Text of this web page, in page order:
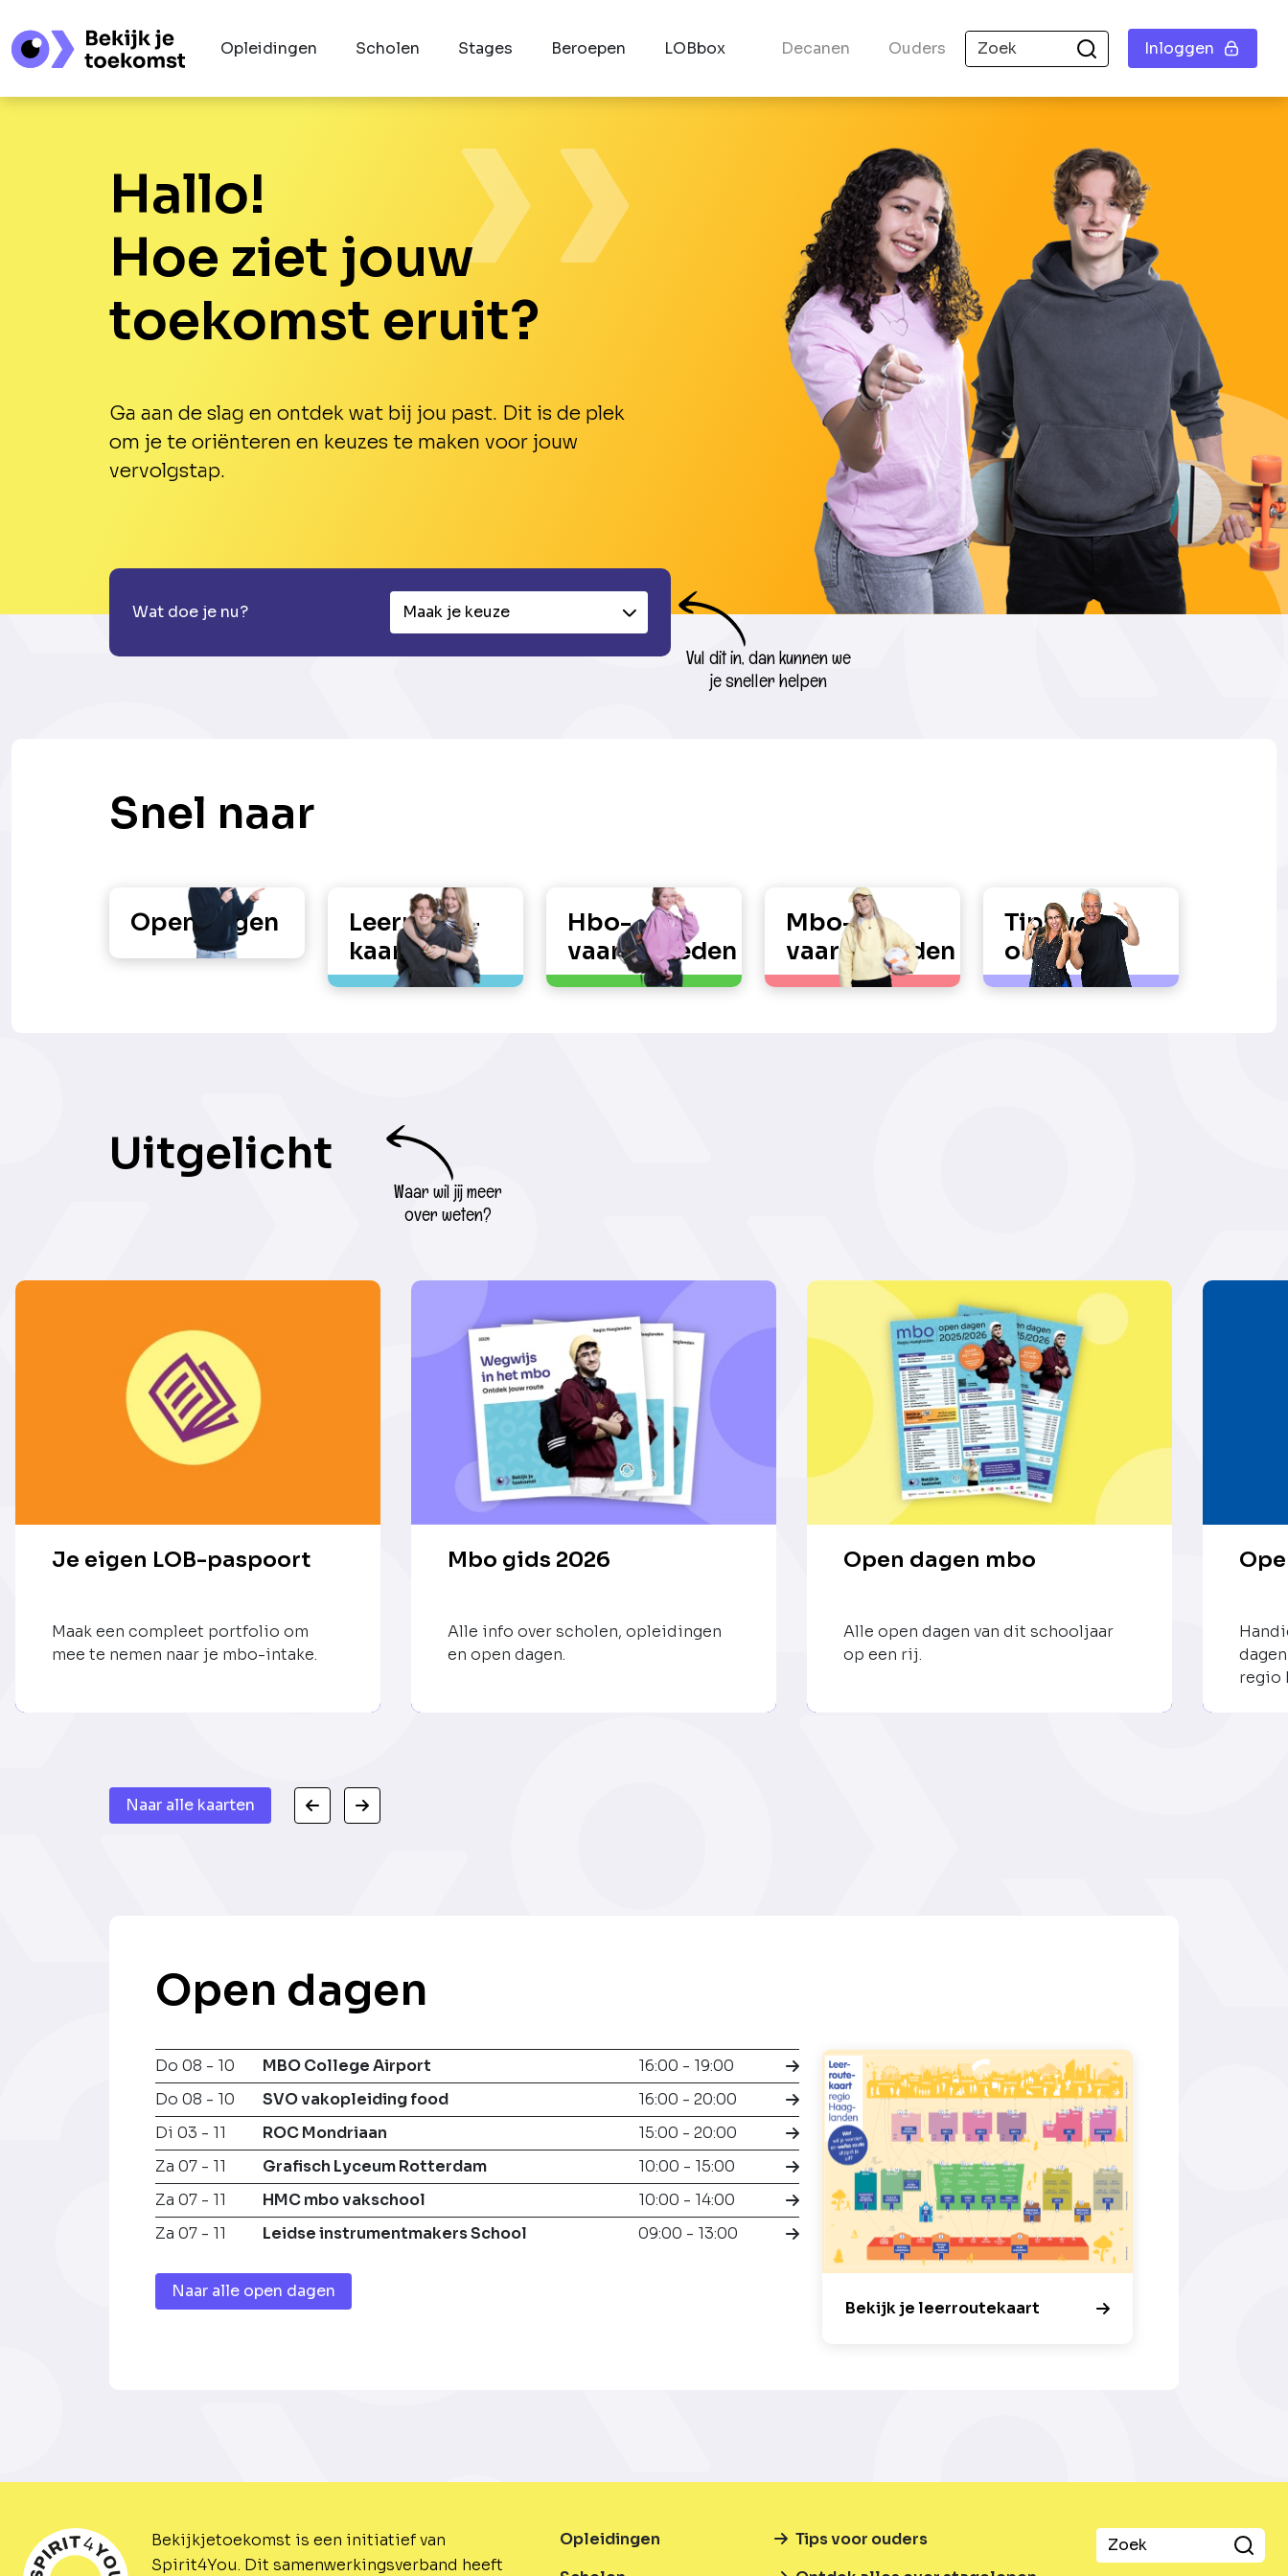
Opleidingen Scholen Stages Beroepen LOBbox Decanen Ouders Inloggen
Hallo!
Hoe ziet jouw
toekomst eruit?
Ga aan de slag en ontdek wat bij jou past. Dit is de plek
om je te oriënteren en keuzes te maken voor jouw
vervolgstap.
Wat doe je nu? Maak je keuze
Vul dit in, dan kunnen we
je sneller helpen
Snel naar
Open dagen
Leerroute­
kaart
Hbo-
vaardigheden
Mbo-
vaardigheden
Tips voor
ouders
Uitgelicht
Waar wil jij meer
over weten?
Je eigen LOB-paspoort
Maak een compleet portfolio om
mee te nemen naar je mbo-intake.
Mbo gids 2026
Alle info over scholen, opleidingen
en open dagen.
Open dagen mbo
Alle open dagen van dit schooljaar
op een rij.
regio
Naar alle kaarten
Open dagen
Do 08 - 10 MBO College Airport
16:00 - 19:00
Do 08 - 10
SVO vakopleiding food
16:00 - 20:00
Di 03 - 11
ROC Mondriaan
15:00 - 20:00
Za 07 - 11
Grafisch Lyceum Rotterdam
10:00 - 15:00
Za 07 - 11
HMC mbo vakschool
10:00 - 14:00
Za 07 - 11
Leidse instrumentmakers School 09:00 - 13:00
Naar alle open dagen
Bekijk je leerroutekaart
Bekijkjetoekomst is een initiatief van
Spirit4You. Dit samenwerkingsverband heeft
Opleidingen
Tips voor ouders